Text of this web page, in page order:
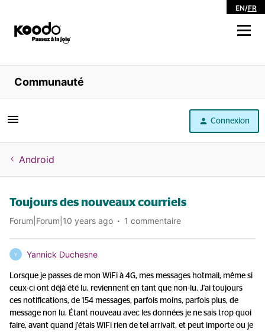
EN/FR
Magasiner
Libre service
Aide
Communauté
Connexion
Android
Toujours des nouveaux courriels
Forum|Forum|10 years ago 1 commentaire
Y Yannick Duchesne
Lorsque je passes de mon WiFi à 4G, mes messages hotmail, même si
ceux-ci ont déjà été lu, reviennent en tant que non-lu. J'ai toujours
ces notifications, de 154 messages, parfois moins, parfois plus, de
message non lu. Étant nouveau avec les données je ne sais trop quoi
faire, avant quand j'étais WiFi rien de tel arrivait, et peut importe ou je